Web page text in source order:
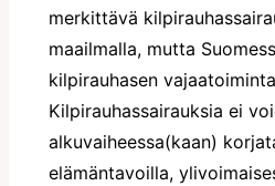
merkittävä
maailmalla, mutta
kilpirauhasen
Kilpirauhassairauksia ei
alkuvaiheessa(kaan)
elämäntavoilla,